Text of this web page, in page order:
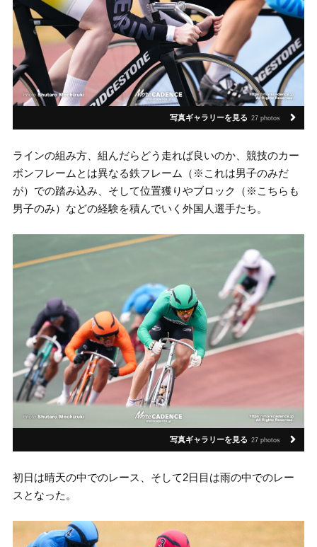
写真ギャラリーを見る 27 photos
ラインの組み方、組んだらどう走れば良いのか、競技のカー
ボンフレームとは異なる鉄フレーム（※これは男子のみだ
が）での踏み込み、そして位置獲りやブロック（※こちらも
男子のみ）などの経験を積んでいく外国人選手たち。
写真ギャラリーを見る 27 photos
初日は晴天の中でのレース、そして2日目は雨の中でのレー
スとなった。